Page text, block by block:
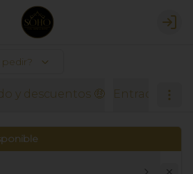
y descuentos 🤑 Entradas